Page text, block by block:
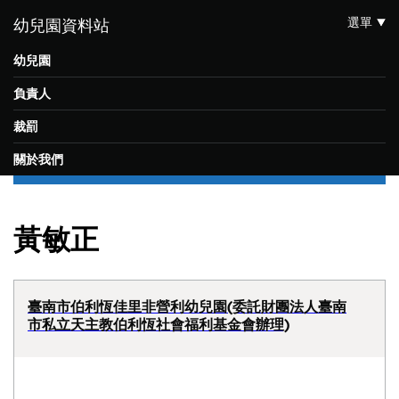
幼兒園資料站 選單
幼兒園
負責人
裁罰
關於我們
黃敏正
臺南市伯利恆佳里非營利幼兒園(委託財團法人臺南
市私立天主教伯利恆社會福利基金會辦理)